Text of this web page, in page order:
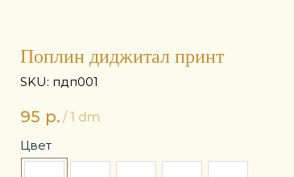
Поплин диджитал принт
SKU: пдп001
95 р. /1 dm
Цвет